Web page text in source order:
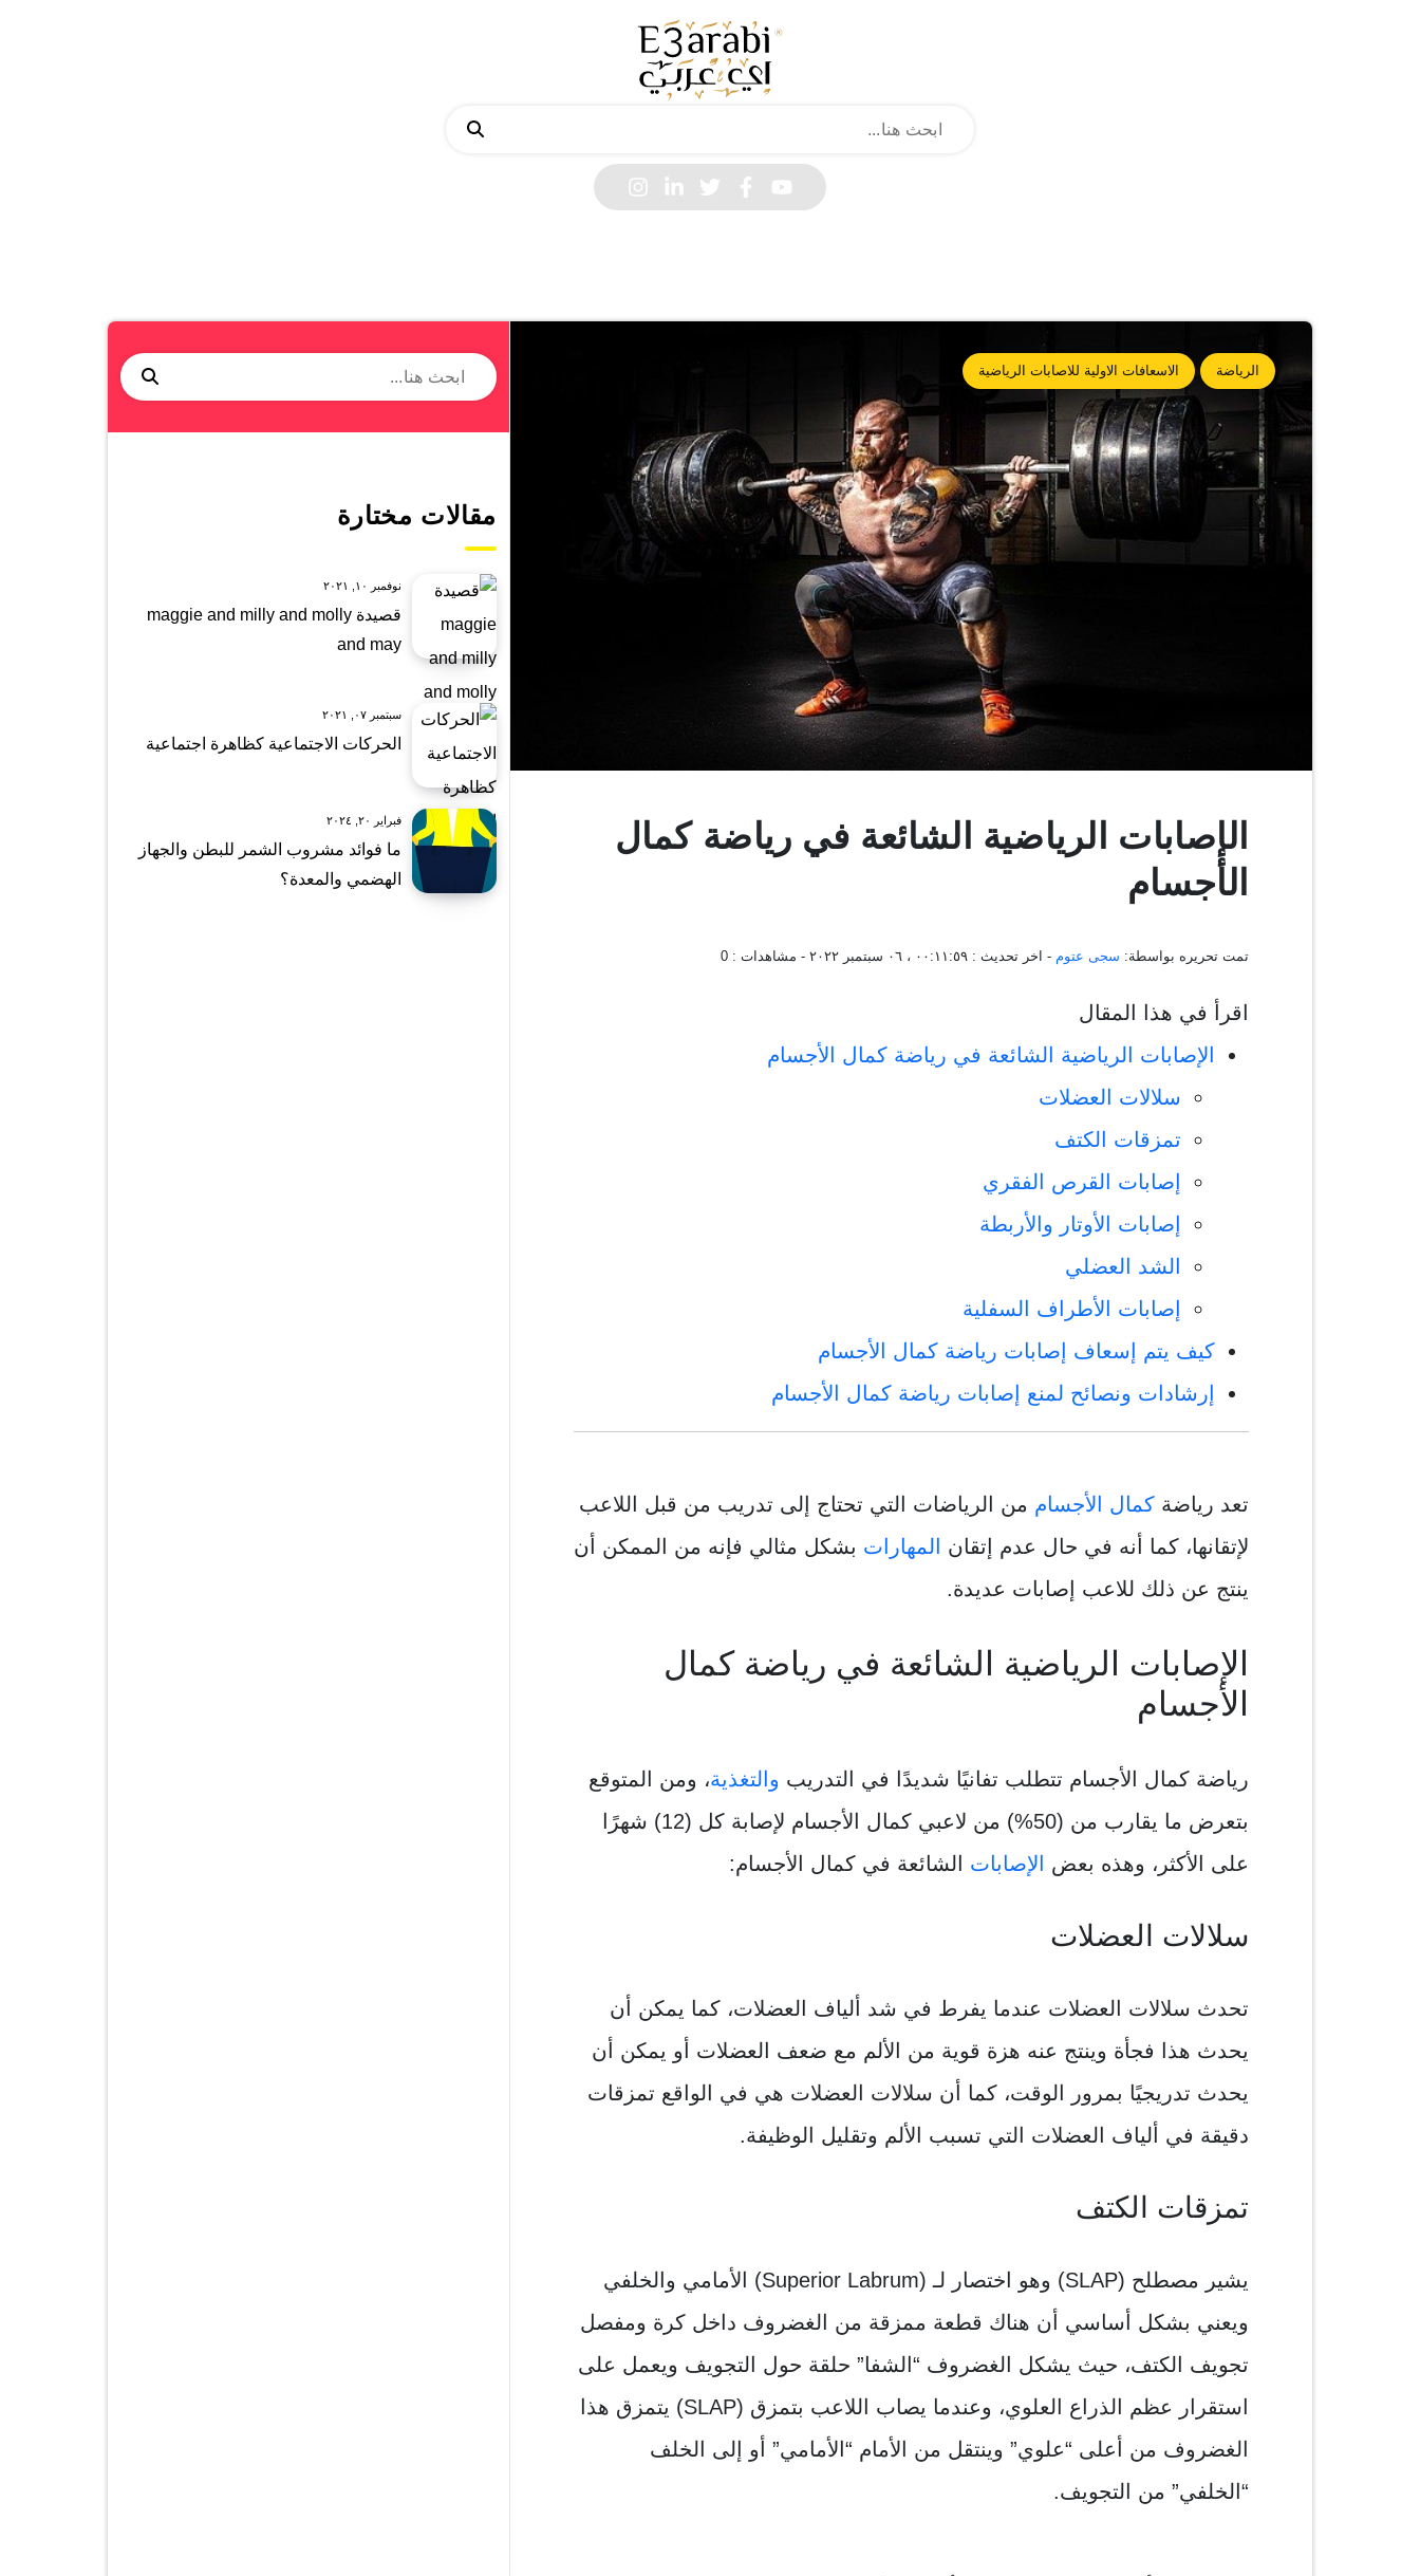
الرياضة الاسعافات الاولية للاصابات الرياضية
الإصابات الرياضية الشائعة في رياضة كمال
الأجسام
تمت تحريره بواسطة: سجى عتوم - اخر تحديث : ٠٠:١١:٥٩ ، ٠٦ سبتمبر ٢٠٢٢ - مشاهدات : 0
اقرأ في هذا المقال
الإصابات الرياضية الشائعة في رياضة كمال الأجسام
سلالات العضلات
تمزقات الكتف
إصابات القرص الفقري
إصابات الأوتار والأربطة
الشد العضلي
إصابات الأطراف السفلية
كيف يتم إسعاف إصابات رياضة كمال الأجسام
إرشادات ونصائح لمنع إصابات رياضة كمال الأجسام
تعد رياضة كمال الأجسام من الرياضات التي تحتاج إلى تدريب من قبل اللاعب
لإتقانها، كما أنه في حال عدم إتقان
المهارات بشكل مثالي فإنه من الممكن أن
ينتج عن ذلك للاعب إصابات عديدة.
الإصابات الرياضية الشائعة في رياضة كمال
الأجسام
رياضة كمال الأجسام تتطلب تفانيًا شديدًا في التدريب والتغذية، ومن المتوقع
بتعرض ما يقارب من (50%) من لاعبي كمال الأجسام لإصابة كل (12) شهرًا
على الأكثر، وهذه بعض
الإصابات الشائعة في كمال الأجسام:
سلالات العضلات
تحدث سلالات العضلات عندما يفرط في شد ألياف العضلات، كما يمكن أن
يحدث هذا فجأة وينتج عنه هزة قوية من الألم مع ضعف العضلات أو يمكن أن
يحدث تدريجيًا بمرور الوقت، كما أن سلالات العضلات هي في الواقع تمزقات
دقيقة في ألياف العضلات التي تسبب الألم وتقليل الوظيفة.
تمزقات الكتف
يشير مصطلح (SLAP) وهو اختصار لـ (Superior Labrum) الأمامي والخلفي
ويعني بشكل أساسي أن هناك قطعة ممزقة من الغضروف داخل كرة ومفصل
تجويف الكتف، حيث يشكل الغضروف “الشفا” حلقة حول التجويف ويعمل على
استقرار عظم الذراع العلوي، وعندما يصاب اللاعب بتمزق (SLAP) يتمزق هذا
الغضروف من أعلى “علوي” وينتقل من الأمام “الأمامي” أو إلى الخلف
“الخلفي” من التجويف.
مقالات مختارة
نوفمبر ١٠, ٢٠٢١
قصيدة maggie and milly and molly
and may
سبتمبر ٠٧, ٢٠٢١
الحركات الاجتماعية كظاهرة اجتماعية
فبراير ٢٠, ٢٠٢٤
ما فوائد مشروب الشمر للبطن والجهاز
الهضمي والمعدة؟